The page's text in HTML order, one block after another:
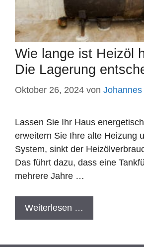
Wie lange ist Heizöl
Die Lagerung
Oktober 26, 2024 von
Lassen Sie Ihr Haus
erweitern Sie Ihre alte Heizung
System, sinkt der
Das führt dazu, dass eine
mehrere Jahre …
Weiterlesen …